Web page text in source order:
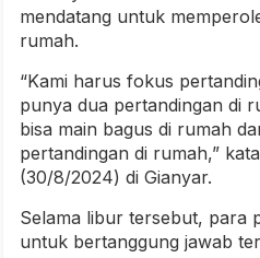
mendatang untuk
rumah.
“Kami harus fokus
punya dua pertandingan di
bisa main bagus di rumah
pertandingan di rumah,”
(30/8/2024) di Gianyar.
Selama libur tersebut, para
untuk bertanggung jawab